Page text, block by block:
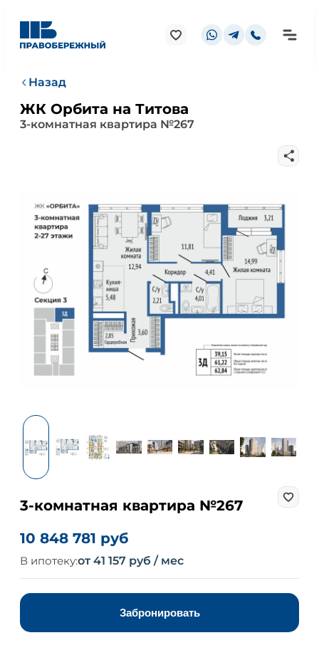
Назад
ЖК Орбита на Титова
3-комнатная квартира №267
3-комнатная квартира №267
10 848 781 руб
В ипотеку:от 41 157 руб / мес
Забронировать